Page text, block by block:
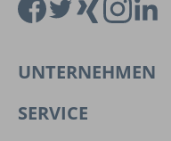
UNTERNEHMEN
SERVICE